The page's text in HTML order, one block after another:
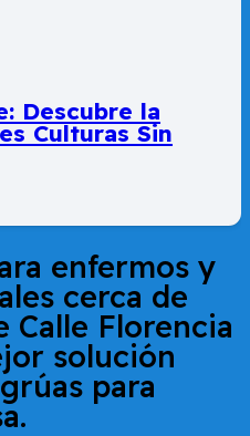
Descubre la
Culturas Sin
enfermos y
cerca de
Calle Florencia
solución
para